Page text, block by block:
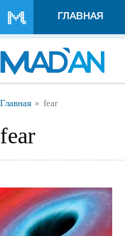
ГЛАВНАЯ
Вы здесь
Главная fear
fear